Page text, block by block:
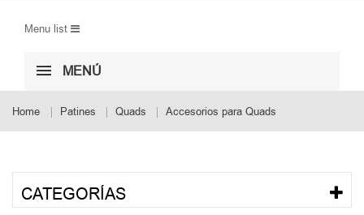
Menu list
MENÚ
Home Patines Quads Accesorios para Quads
CATEGORÍAS